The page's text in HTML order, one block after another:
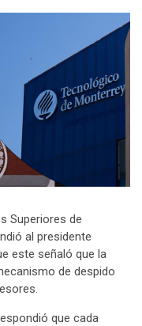
Superiores de
al presidente
este señaló que la
de despido
que cada